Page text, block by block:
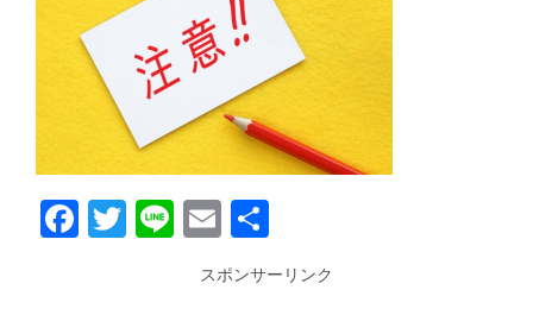
Facebook
Twitter
LineEmail
スポンサーリンク